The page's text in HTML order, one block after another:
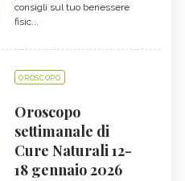
consigli sul tuo benessere
fisic...
OROSCOPO
Oroscopo
settimanale di
Cure Naturali 12-
18 gennaio 2026